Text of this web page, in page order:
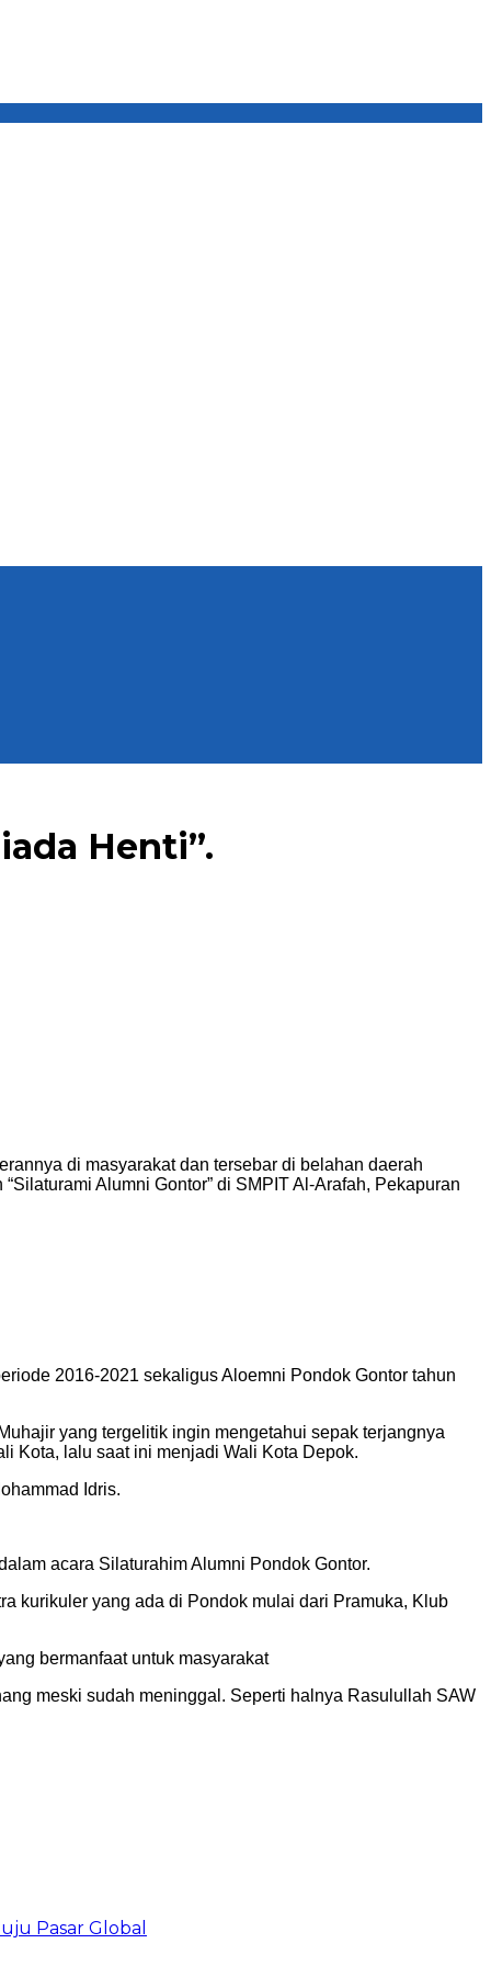
Henti”.
di masyarakat dan tersebar di belahan daerah
Alumni Gontor” di SMPIT Al-Arafah, Pekapuran
2016-2021 sekaligus Aloemni Pondok Gontor tahun
yang tergelitik ingin mengetahui sepak terjangnya
Kota, lalu saat ini menjadi Wali Kota Depok.
Idris.
acara Silaturahim Alumni Pondok Gontor.
kurikuler yang ada di Pondok mulai dari Pramuka, Klub
bermanfaat untuk masyarakat
meski sudah meninggal. Seperti halnya Rasulullah SAW
Pasar Global